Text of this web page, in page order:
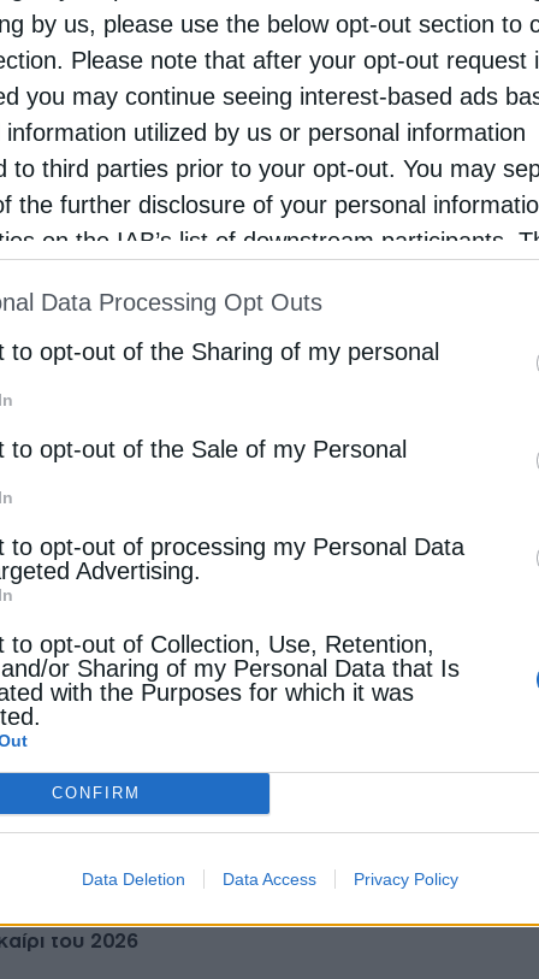
by us, please use the below opt-out section to
Please note that after your opt-out request
you may continue seeing interest-based ads
information utilized by us or personal information
to third parties prior to your opt-out. You may
the further disclosure of your personal
on the IAB’s list of downstream participants.
of Downstream Participantsthat may further
parties.
Data Processing Opt Outs
to opt-out of the Sharing of my personal
to opt-out of the Sale of my Personal
to opt-out of processing my Personal Data
Advertising.
to opt-out of Collection, Use, Retention,
or Sharing of my Personal Data that Is
with the Purposes for which it was
CONFIRM
Data Deletion Data Access Privacy Policy
περιοχές της Ευρώπης, η ξεχωριστή
την Ιταλία, την Ισπανία, την Πορτογαλία, τη
τάση για αναζήτηση αυθεντικών και βιώσιμων
ως έναν από τους πλέον ιδιαίτερους και
αναδεικνύοντας τη μοναδική της
τα κρυστάλλινα νερά, τους χαλαρούς
την υψηλή τουριστική περίοδο, καθώς και τον
αναφορά στη Χώρα με την εμβληματική
στον οικισμό, στις παραδοσιακές ταβέρνες και στα
μια ξεχωριστή ταξιδιωτική εμπειρία. Η νέα αυτή
αναγνωρισιμότητα της Αστυπάλαιας,
των ενεργειών προβολής του δήμου που
αυτό που αναζητά πλέον ο σύγχρονος
ποιοτικές υπηρεσίες και σεβασμό στην τοπική
προορισμού, εστιάζοντας σε ένα βιώσιμο
τοπική κοινωνία και τις επόμενες γενιές»,
μετάβαση των νησιών
του 2026